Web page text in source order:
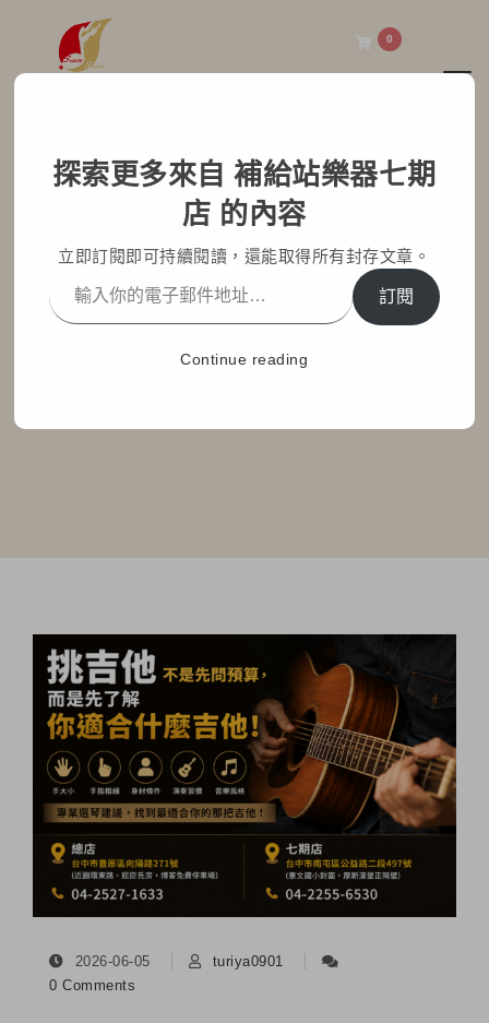
0
挑吉他不是先問多少預
算，而是先了解你適合什
麼吉他
Home 部落格文章 最新消息
2026-06-05
turiya0901
0 Comments
探索更多來自 補給站樂器七期
店 的內容
立即訂閱即可持續閱讀，還能取得所有封存文章。
訂閱
Continue reading